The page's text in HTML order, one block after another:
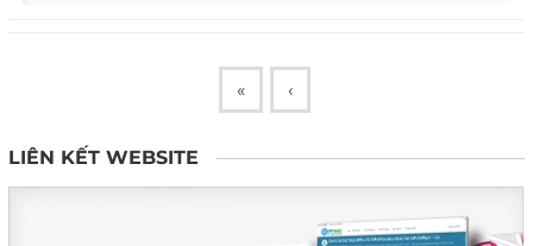
« ‹
LIÊN KẾT WEBSITE